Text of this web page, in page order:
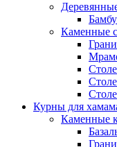
Каменные
Курны для
Каменные